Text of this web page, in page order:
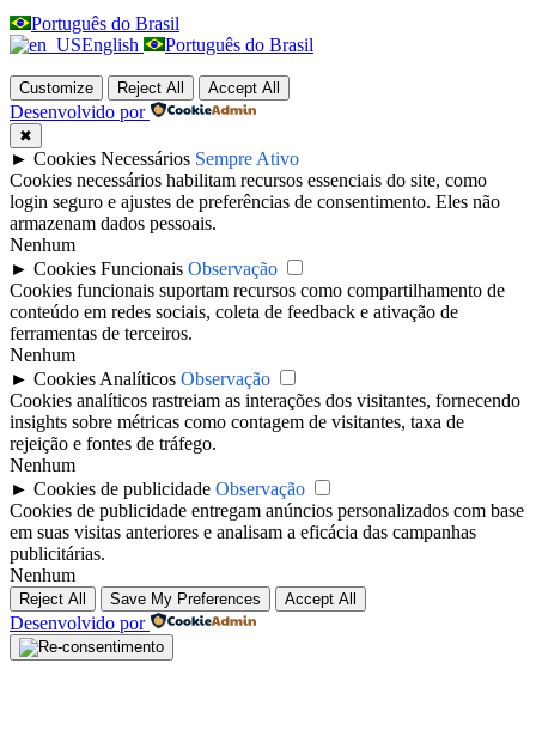
Português do Brasil
English
Português do Brasil
Customize Reject All Accept All
Desenvolvido por
✖
► Cookies Necessários Sempre Ativo
Cookies necessários habilitam recursos essenciais do site, como
login seguro e ajustes de preferências de consentimento. Eles não
armazenam dados pessoais.
Nenhum
► Cookies Funcionais Observação
Cookies funcionais suportam recursos como compartilhamento de
conteúdo em redes sociais, coleta de feedback e ativação de
ferramentas de terceiros.
Nenhum
► Cookies Analíticos Observação
Cookies analíticos rastreiam as interações dos visitantes, fornecendo
insights sobre métricas como contagem de visitantes, taxa de
rejeição e fontes de tráfego.
Nenhum
► Cookies de publicidade Observação
Cookies de publicidade entregam anúncios personalizados com base
em suas visitas anteriores e analisam a eficácia das campanhas
publicitárias.
Nenhum
Reject All Save My Preferences Accept All
Desenvolvido por